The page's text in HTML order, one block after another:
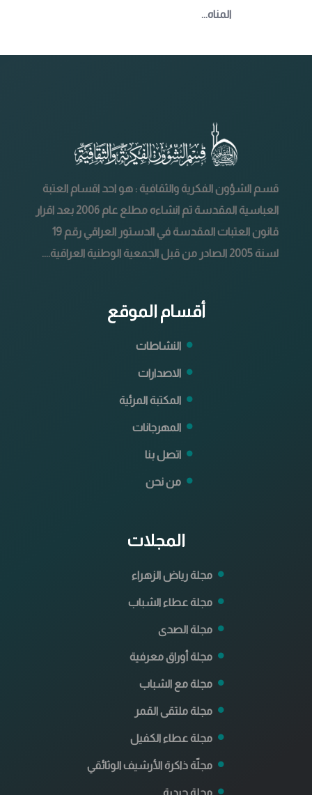
المناه...
قسم الشؤون الفكرية والثقافية : هو احد اقسام العتبة
العباسية المقدسة تم انشاءه مطلع عام 2006 بعد اقرار
قانون العتبات المقدسة في الدستور العراقي رقم 19
لسنة 2005 الصادر من قبل الجمعية الوطنية العراقية....
أقسام الموقع
النشاطات
الاصدارات
المكتبة المرئية
المهرجانات
اتصل بنا
من نحن
المجلات
مجلة رياض الزهراء
مجلة عطاء الشباب
مجلة الصدى
مجلة أوراق معرفية
مجلة مع الشباب
مجلة ملتقى القمر
مجلة عطاء الكفيل
مجلّة ذاكرة الأرشيف الوثائقي